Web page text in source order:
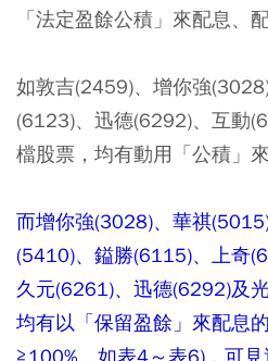
「法定盈餘公積」來配息、配
如敦吉(2459)、增你強
(6123)、迅德(6292)、互動
檔股票，均有動用「公積」
而增你強(3028)、華祺
(5410)、鎰勝(6115)、上奇
久元(6261)、迅德(6292)及
均有以「保留盈餘」來配息